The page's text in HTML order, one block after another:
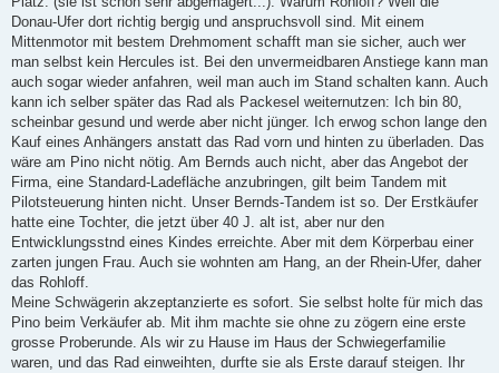
Donau-Ufer dort richtig bergig und anspruchsvoll sind. Mit einem
Mittenmotor mit bestem Drehmoment schafft man sie sicher, auch wer
man selbst kein Hercules ist. Bei den unvermeidbaren Anstiege kann man
auch sogar wieder anfahren, weil man auch im Stand schalten kann. Auch
kann ich selber später das Rad als Packesel weiternutzen: Ich bin 80,
scheinbar gesund und werde aber nicht jünger. Ich erwog schon lange den
Kauf eines Anhängers anstatt das Rad vorn und hinten zu überladen. Das
wäre am Pino nicht nötig. Am Bernds auch nicht, aber das Angebot der
Firma, eine Standard-Ladefläche anzubringen, gilt beim Tandem mit
Pilotsteuerung hinten nicht. Unser Bernds-Tandem ist so. Der Erstkäufer
hatte eine Tochter, die jetzt über 40 J. alt ist, aber nur den
Entwicklungsstnd eines Kindes erreichte. Aber mit dem Körperbau einer
zarten jungen Frau. Auch sie wohnten am Hang, an der Rhein-Ufer, daher
das Rohloff.
Meine Schwägerin akzeptanzierte es sofort. Sie selbst holte für mich das
Pino beim Verkäufer ab. Mit ihm machte sie ohne zu zögern eine erste
grosse Proberunde. Als wir zu Hause im Haus der Schwiegerfamilie
waren, und das Rad einweihten, durfte sie als Erste darauf steigen. Ihr